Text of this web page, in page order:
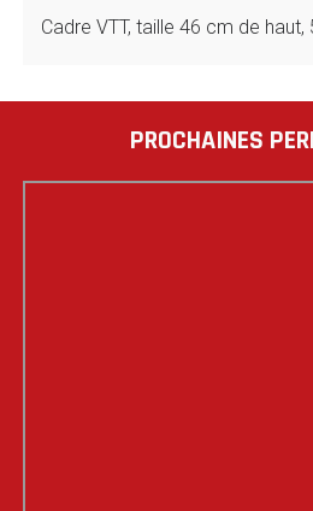
Cadre VTT, taille 46 cm de
PROCHAINES